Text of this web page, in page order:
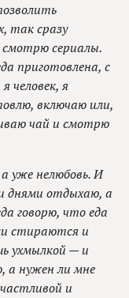
так сразу
сериалы.
приготовлена, с
человек, я
включаю или,
чай и смотрю
уже нелюбовь. И
днями отдыхаю, а
говорю, что еда
стираются и
ухмылкой — и
а нужен ли мне
и